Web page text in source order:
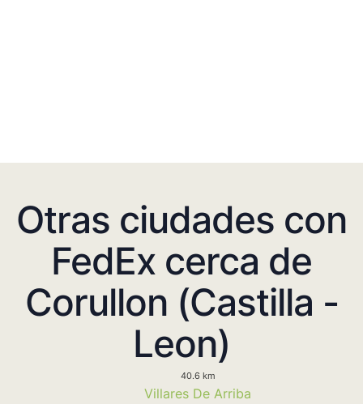
Otras ciudades con
FedEx cerca de
Corullon (Castilla -
Leon)
40.6 km
Villares De Arriba